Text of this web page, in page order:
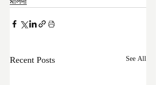
মালদা
Recent Posts See All